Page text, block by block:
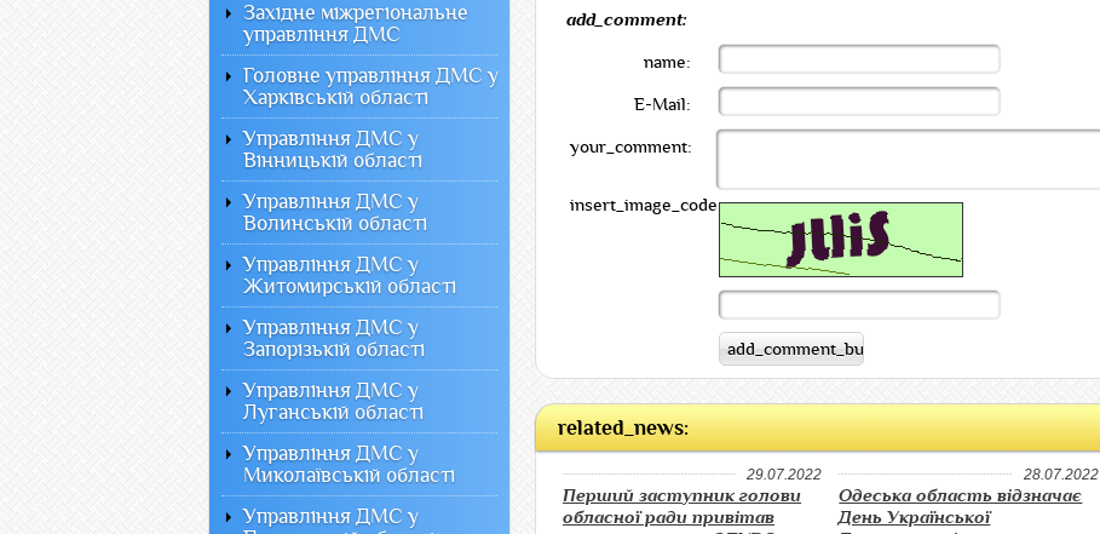
add_comment:
name:
E-Mail:
your_comment:
insert_image_code:
related_news:
29.07.2022
Перший заступник голови
обласної ради привітав
28.07.2022
Одеська область відзначає
День Української
Західне міжрегіональне
управління ДМС
Головне управління ДМС у
Харківській області
Управління ДМС у
Вінницькій області
Управління ДМС у
Волинській області
Управління ДМС у
Житомирській області
Управління ДМС у
Запорізькій області
Управління ДМС у
Луганській області
Управління ДМС у
Миколаївській області
Управління ДМС у